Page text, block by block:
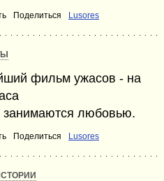
Поделиться Lusores
фильм ужасов - на
занимаются любовью.
Поделиться Lusores